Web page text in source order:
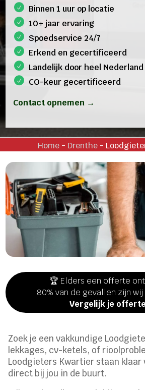
Binnen 1 uur op locatie
10+ jaar ervaring
Spoedservice 24/7
Erkend en gecertificeerd
Landelijk door heel Nederland
CO-keur gecertificeerd
Contact opnemen →
Home - Drenthe -
🏆 Elders een offerte
80% van de gevallen zijn
Vergelijk je
Zoek je een vakkundige
lekkages, cv-ketels, of
Loodgieters Kwartier staan klaar
direct bij jou in de buurt.